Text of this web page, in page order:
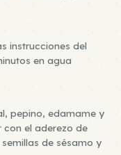
instrucciones del
en agua
pepino, edamame y
con el aderezo de
de sésamo y